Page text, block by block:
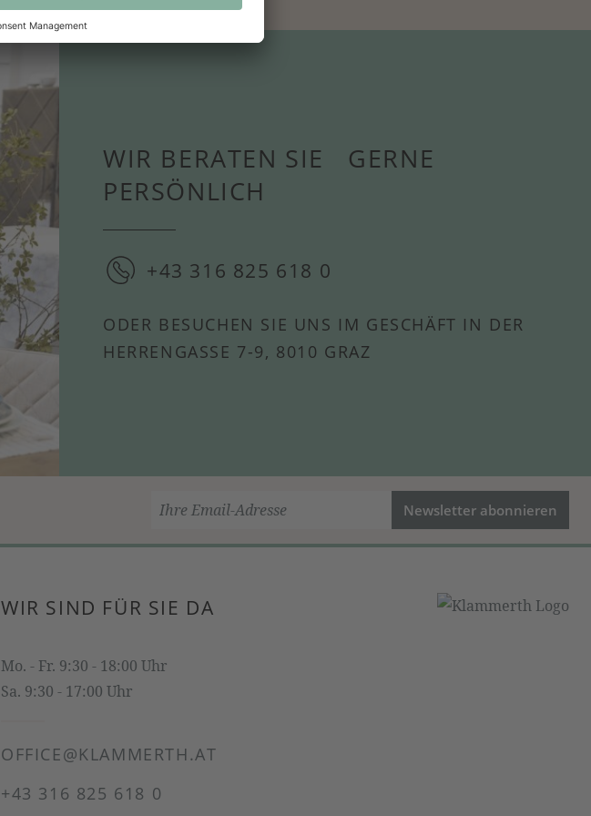
WIR BERATEN SIE GERNE
PERSÖNLICH
+43 316 825 618 0
ODER BESUCHEN SIE UNS IM GESCHÄFT IN DER
HERRENGASSE 7-9, 8010 GRAZ
Newsletter abonnieren
WIR SIND FÜR SIE DA
Mo. - Fr. 9:30 - 18:00 Uhr
Sa. 9:30 - 17:00 Uhr
OFFICE@KLAMMERTH.AT
+43 316 825 618 0